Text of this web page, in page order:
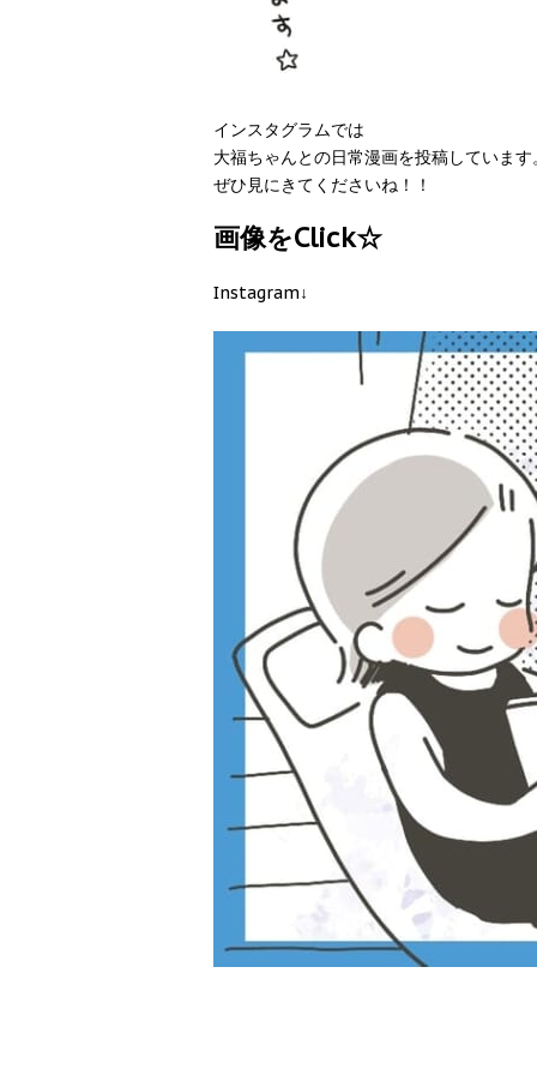
インスタグラムでは
大福ちゃんとの日常漫画を投稿しています
ぜひ見にきてくださいね！！
画像をClick☆
Instagram↓